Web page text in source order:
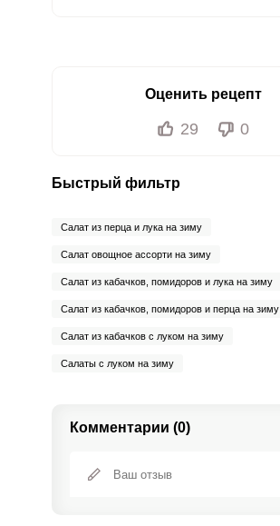
Оценить рецепт
29 0
Быстрый фильтр
Салат из перца и лука на зиму
Салат овощное ассорти на зиму
Салат из кабачков, помидоров и лука на зиму
Салат из кабачков, помидоров и перца на зиму
Салат из кабачков с луком на зиму
Салаты с луком на зиму
Комментарии (0)